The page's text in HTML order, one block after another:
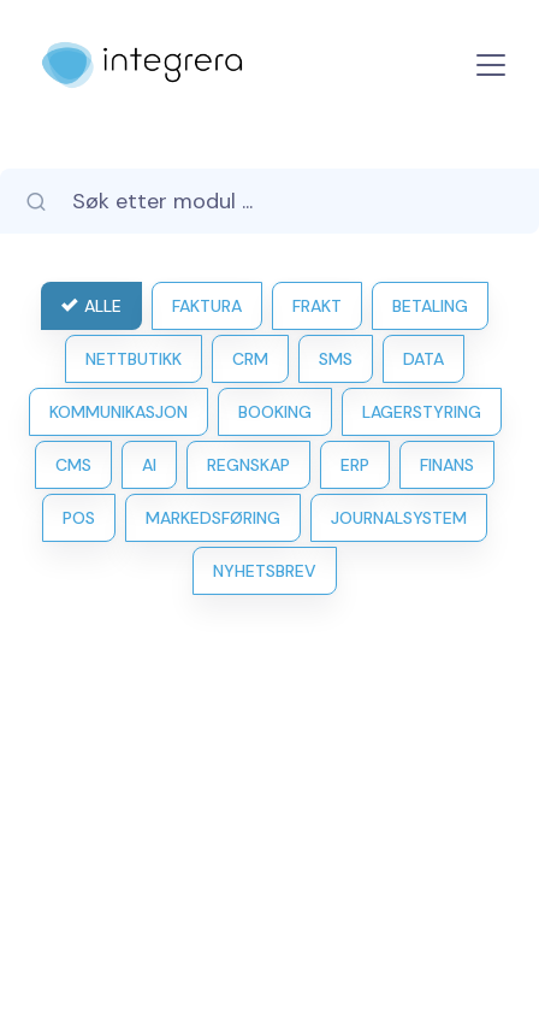
ALLE FAKTURA FRAKT BETALING
NETTBUTIKK CRM SMS DATA
KOMMUNIKASJON BOOKING LAGERSTYRING
CMS AI REGNSKAP ERP FINANS
POS MARKEDSFØRING JOURNALSYSTEM
NYHETSBREV